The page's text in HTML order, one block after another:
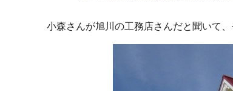
小森さんが旭川の工務店さんだと聞いて